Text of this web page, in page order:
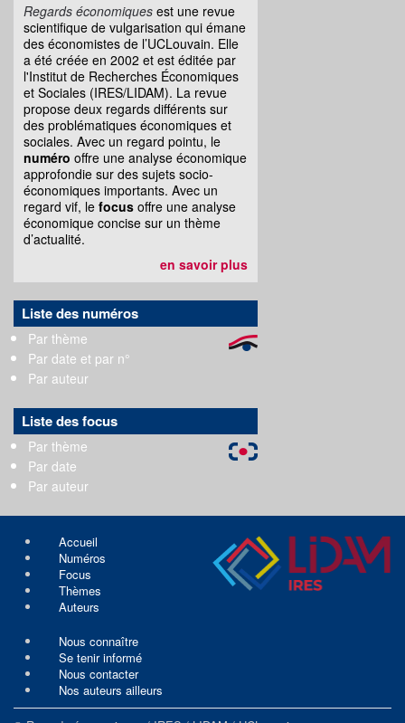
Regards économiques est une revue
scientifique de vulgarisation qui émane
des économistes de l’UCLouvain. Elle
a été créée en 2002 et est éditée par
l'Institut de Recherches Économiques
et Sociales (IRES/LIDAM). La revue
propose deux regards différents sur
des problématiques économiques et
sociales. Avec un regard pointu, le
numéro offre une analyse économique
approfondie sur des sujets socio-
économiques importants. Avec un
regard vif, le focus offre une analyse
économique concise sur un thème
d’actualité.
en savoir plus
Liste des numéros
Par thème
Par date et par n°
Par auteur
Liste des focus
Par thème
Par date
Par auteur
Accueil
Numéros
Focus
Thèmes
Auteurs
Nous connaître
Se tenir informé
Nous contacter
Nos auteurs ailleurs